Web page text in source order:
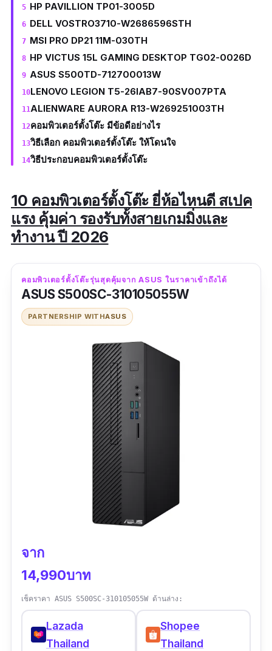
HP PAVILLION TP01-3005D
DELL VOSTRO3710-W2686596STH
MSI PRO DP21 11M-030TH
HP VICTUS 15L GAMING DESKTOP TG02-0026D
ASUS S500TD-712700013W
LENOVO LEGION T5-26IAB7-90SV007PTA
ALIENWARE AURORA R13-W269251003TH
คอมพิวเตอร์ตั้งโต๊ะ มีข้อดีอย่างไร
วิธีเลือก คอมพิวเตอร์ตั้งโต๊ะ ให้โดนใจ
วิธีประกอบคอมพิวเตอร์ตั้งโต๊ะ
10 คอมพิวเตอร์ตั้งโต๊ะ ยี่ห้อไหนดี สเปค
แรง คุ้มค่า รองรับทั้งสายเกมมิ่งและ
ทำงาน ปี 2026
คอมพิวเตอร์ตั้งโต๊ะรุ่นสุดคุ้มจาก ASUS ในราคาเข้าถึงได้
ASUS S500SC-310105055W
PARTNERSHIP WITHASUS
จาก
14,990บาท
เช็คราคา ASUS S500SC-310105055W ด้านล่าง:
Lazada
Thailand
Shopee
Thailand